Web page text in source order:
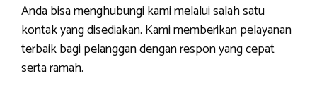
Anda bisa menghubungi kami melalui salah satu
kontak yang disediakan. Kami memberikan pelayanan
terbaik bagi pelanggan dengan respon yang cepat
serta ramah.